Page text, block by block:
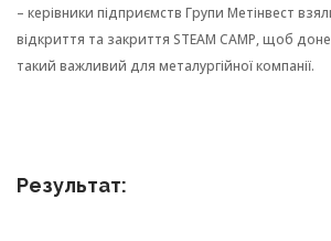
– керівники підприємств Групи Метінвест
відкриття та закриття STEAM CAMP, щоб
такий важливий для металургійної компанії.
Результат: